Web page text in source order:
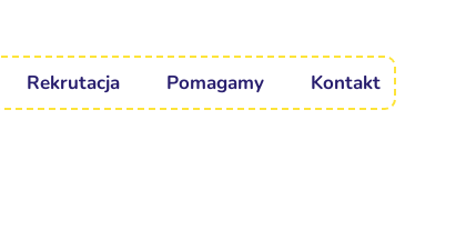
Rekrutacja Pomagamy Kontakt